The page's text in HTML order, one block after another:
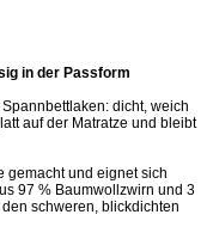
in der Passform
dicht, weich
auf der Matratze und bleibt
gemacht und eignet sich
97 % Baumwollzwirn und 3
schweren, blickdichten